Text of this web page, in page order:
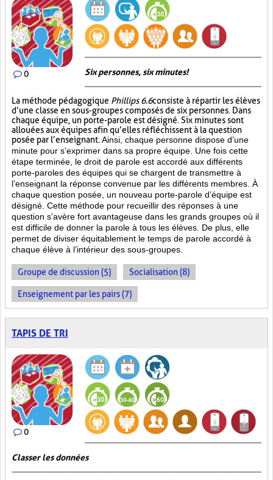
0 Six personnes, six minutes!
La méthode pédagogique Phillips 6.6consiste à répartir les élèves
d’une classe en sous-groupes composés de six personnes. Dans
chaque équipe, un porte-parole est désigné. Six minutes sont
allouées aux équipes afin qu’elles réfléchissent à la question
posée par l’enseignant. Ainsi, chaque personne dispose d’une
minute pour s’exprimer dans sa propre équipe. Une fois cette
étape terminée, le droit de parole est accordé aux différents
porte-paroles des équipes qui se chargent de transmettre à
l’enseignant la réponse convenue par les différents membres. À
chaque question posée, un nouveau porte-parole d’équipe est
désigné. Cette méthode pour recueillir des réponses à une
question s’avère fort avantageuse dans les grands groupes où il
est difficile de donner la parole à tous les élèves. De plus, elle
permet de diviser équitablement le temps de parole accordé à
chaque élève à l’intérieur des sous-groupes.
Groupe de discussion (5) Socialisation (8)
Enseignement par les pairs (7)
TAPIS DE TRI
0
Classer les données